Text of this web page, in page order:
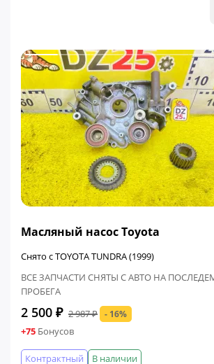
Масляный насос Toyota
Снято с TOYOTA TUNDRA (1999)
ВСЕ ЗАПЧАСТИ СНЯТЫ С АВТО НА
ПРОБЕГА
2 500 ₽ 2 987 ₽ - 16%
+75 Бонусов
В наличии
Контрактный